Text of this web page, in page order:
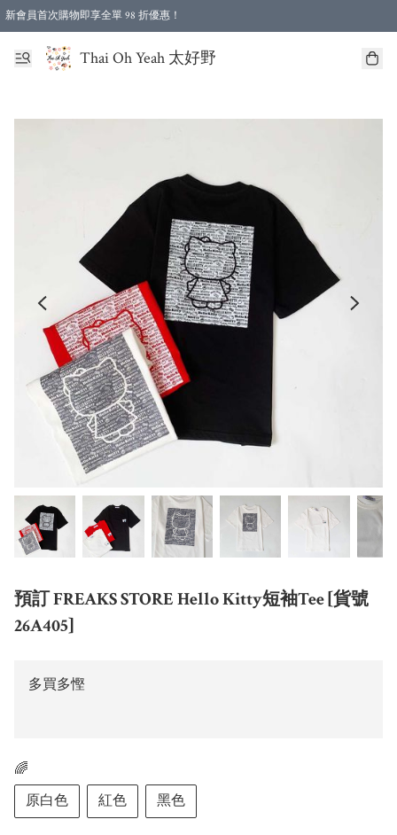
新會員首次購物即享全單 98 折優惠！
特選會員可享全單低至 96 折優惠！
Thai Oh Yeah 太好野
預訂 FREAKS STORE Hello Kitty短袖Tee [貨號
26A405]
多買多慳
🌈
原白色
紅色 黑色